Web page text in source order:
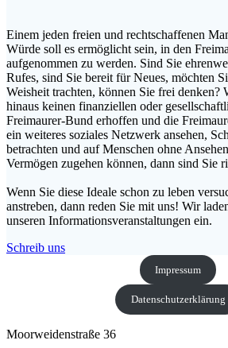
Einem jeden freien und rechtschaffenen
Würde soll es ermöglicht sein, in den
aufgenommen zu werden. Sind Sie
Rufes, sind Sie bereit für Neues, möchten
Weisheit trachten, können Sie frei denken?
hinaus keinen finanziellen oder
Freimaurer-Bund erhoffen und die
ein weiteres soziales Netzwerk ansehen,
betrachten und auf Menschen ohne
Vermögen zugehen können, dann sind Sie
Wenn Sie diese Ideale schon zu leben
anstreben, dann reden Sie mit uns! Wir
unseren Informationsveranstaltungen ein.
Schreib uns
Impressum
Datenschutzerklärung
Moorweidenstraße 36